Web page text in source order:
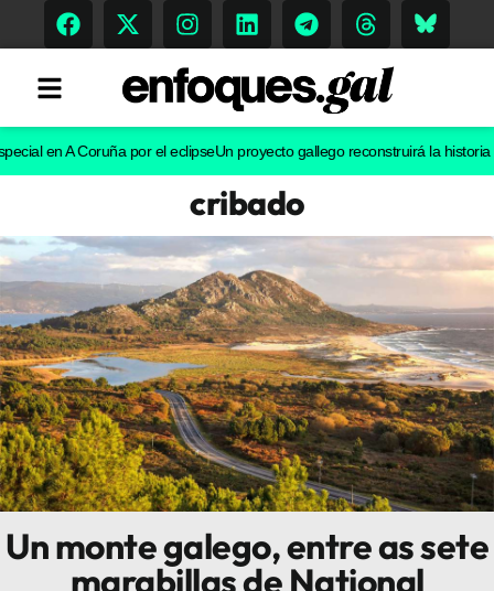
Memoria Histórica
Gastronomía
Escenarios
Sostenibilidad
Innova
en A Coruña por el eclipseUn proyecto gallego reconstruirá la historia
cribado
Un monte galego, entre as sete
marabillas de National